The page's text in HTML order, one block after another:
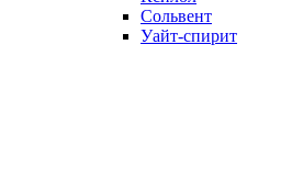
Сольвент
Уайт-спирит